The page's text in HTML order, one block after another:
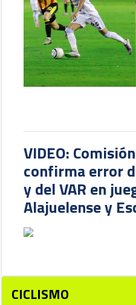
VIDEO:
confirma error
y del VAR en
Alajuelense y
CICLISMO